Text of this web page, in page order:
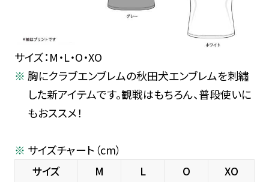
サイズ：M・L・O・XO
胸にクラブエンブレムの秋田犬エンブレムを刺繡
した新アイテムです。観戦はもちろん、普段使いに
もおススメ！
サイズチャート（cm）
サイズ M L O XO